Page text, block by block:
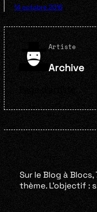
14 octobre 2016
Artiste
Archive
Sur le Blog à
thème. L’objectif :